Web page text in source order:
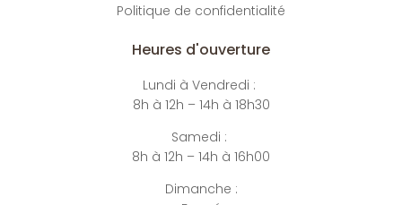
Politique de confidentialité
Heures d'ouverture
Lundi à Vendredi :
8h à 12h – 14h à 18h30
Samedi :
8h à 12h – 14h à 16h00
Dimanche :